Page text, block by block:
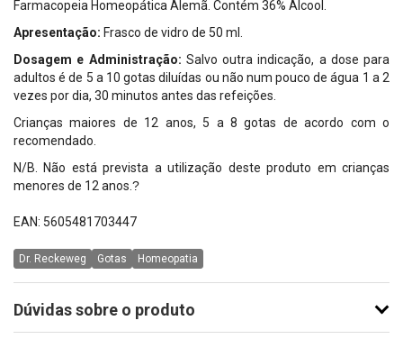
Farmacopeia Homeopática Alemã. Contém 36% Álcool.
Apresentação: Frasco de vidro de 50 ml.
Dosagem e Administração: Salvo outra indicação, a dose para
adultos é de 5 a 10 gotas diluídas ou não num pouco de água 1 a 2
vezes por dia, 30 minutos antes das refeições.
Crianças maiores de 12 anos, 5 a 8 gotas de acordo com o
recomendado.
N/B. Não está prevista a utilização deste produto em crianças
menores de 12 anos. ?
EAN: 5605481703447
Dr. Reckeweg Gotas Homeopatia
Dúvidas sobre o produto